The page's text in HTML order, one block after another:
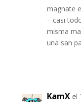
magnate
– casi
misma
una san
KamX el